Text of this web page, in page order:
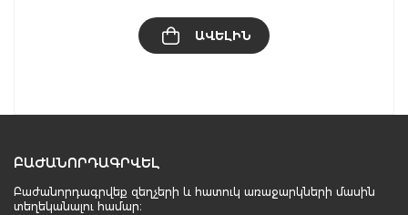
ԱՎԵԼԻՆ
ԲԱԺԱՆՈՐԴԱԳՐՎԵԼ
Բաժանորդագրվեք զեղչերի և հատուկ առաջարկների մասին
տեղեկանալու համար։